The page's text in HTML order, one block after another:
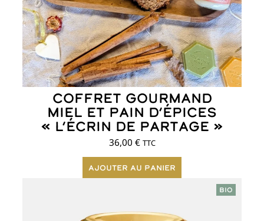
Coffret Gourmand
Miel et Pain d’Épices
« L’Écrin de Partage »
36,00 € TTC
Ajouter au panier
BIO